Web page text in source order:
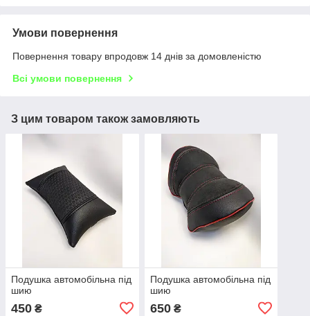
Умови повернення
Повернення товару впродовж 14 днів за домовленістю
Всі умови повернення
З цим товаром також замовляють
Подушка автомобільна під
шию
450 ₴
Подушка автомобільна під
шию
650₴